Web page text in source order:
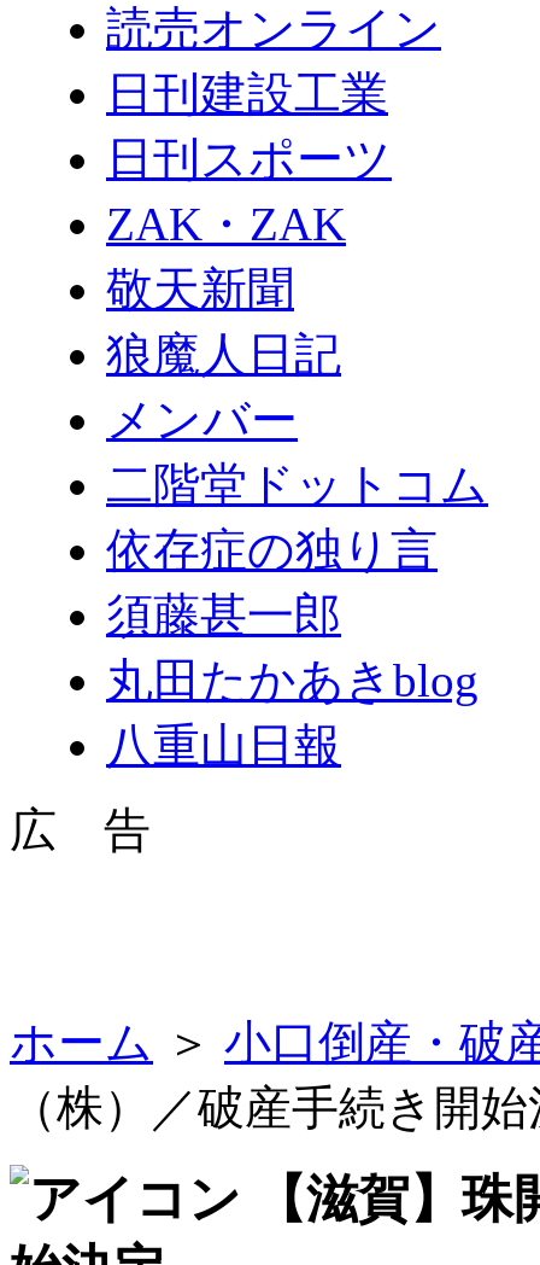
読売オンライン
日刊建設工業
日刊スポーツ
ZAK・ZAK
敬天新聞
狼魔人日記
メンバー
二階堂ドットコム
依存症の独り言
須藤甚一郎
丸田たかあきblog
八重山日報
広 告
ホーム ＞ 小口倒産・破
（株）／破産手続き開
【滋賀】